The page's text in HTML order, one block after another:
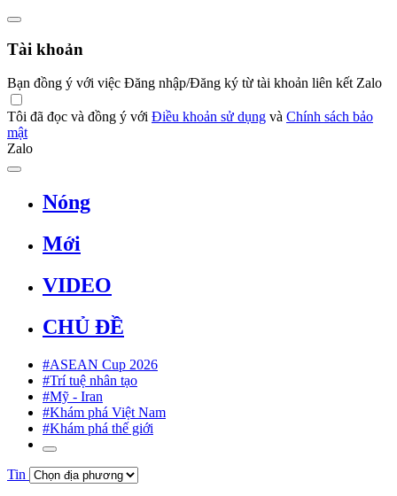
Tài khoản
Bạn đồng ý với việc Đăng nhập/Đăng ký từ tài khoản liên kết Zalo
Tôi đã đọc và đồng ý với Điều khoản sử dụng và Chính sách bảo
mật
Zalo
Nóng
Mới
VIDEO
CHỦ ĐỀ
#ASEAN Cup 2026
#Trí tuệ nhân tạo
#Mỹ - Iran
#Khám phá Việt Nam
#Khám phá thế giới
Tin